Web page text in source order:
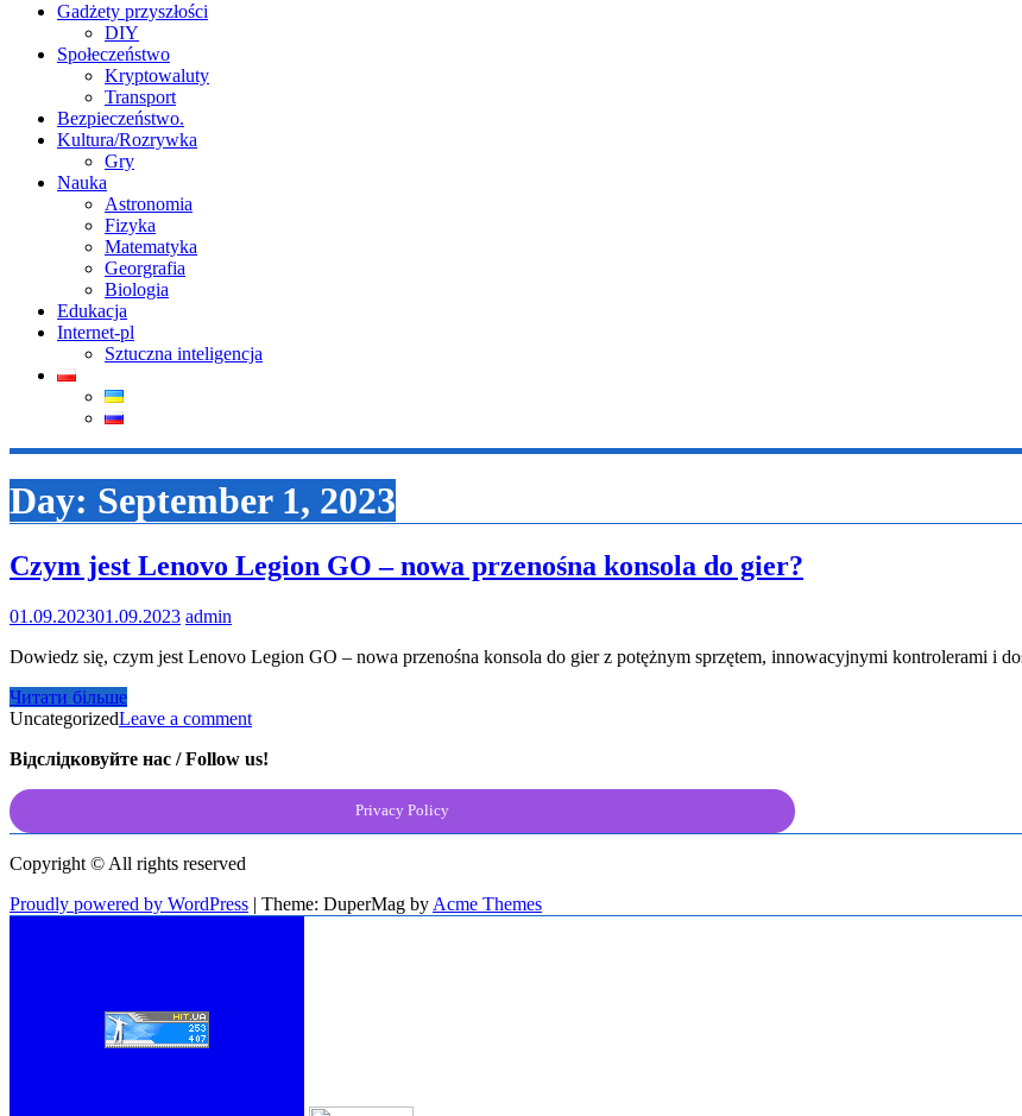
Gadżety przyszłości
DIY
Społeczeństwo
Kryptowaluty
Transport
Bezpieczeństwo.
Kultura/Rozrywka
Gry
Nauka
Astronomia
Fizyka
Matematyka
Georgrafia
Biologia
Edukacja
Internet-pl
Sztuczna inteligencja
Day: September 1, 2023
Czym jest Lenovo Legion GO – nowa przenośna konsola do gier?
01.09.202301.09.2023 admin
Dowiedz się, czym jest Lenovo Legion GO – nowa przenośna konsola do gier z potężnym sprzętem, innowacyjnymi kontrolerami i
Читати більше
UncategorizedLeave a comment
Відслідковуйте нас / Follow us!
Privacy Policy
Copyright © All rights reserved
Proudly powered by WordPress | Theme: DuperMag by Acme Themes